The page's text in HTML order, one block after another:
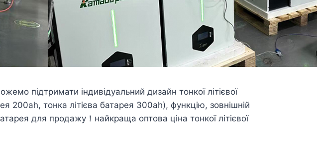
підтримати індивідуальний дизайн тонкої літієвої
200ah, тонка літієва батарея 300ah), функцію, зовнішній
для продажу！найкраща оптова ціна тонкої літієвої